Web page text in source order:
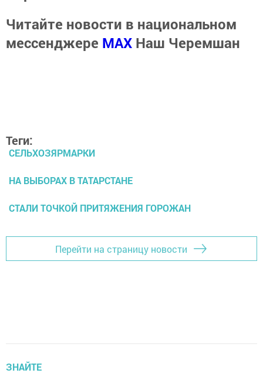
Читайте новости в национальном
мессенджере MАХ Наш Черемшан
Теги:
СЕЛЬХОЗЯРМАРКИ
НА ВЫБОРАХ В ТАТАРСТАНЕ
СТАЛИ ТОЧКОЙ ПРИТЯЖЕНИЯ ГОРОЖАН
Перейти на страницу новости
ЗНАЙТЕ